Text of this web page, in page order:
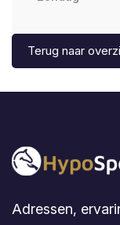
Terug naar
Adressen,